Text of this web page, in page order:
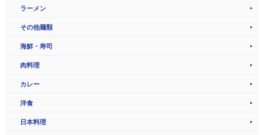
ラーメン
その他麺類
海鮮・寿司
肉料理
カレー
洋食
日本料理